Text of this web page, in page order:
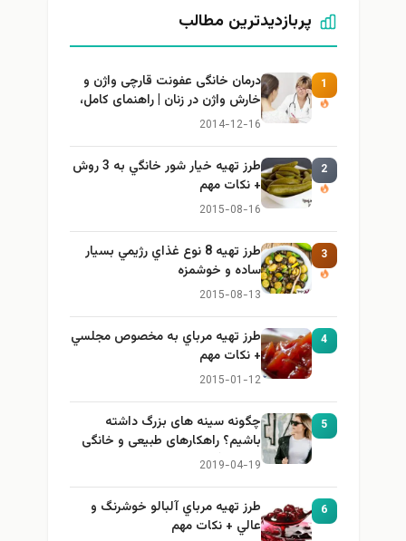
پربازدیدترین مطالب
1
درمان خانگی عفونت قارچی واژن و
خارش واژن در زنان | راهنمای کامل،
ایمن و کاربردی
2014-12-16
2
طرز تهيه خیار شور خانگي به 3 روش
+ نكات مهم
2015-08-16
3
طرز تهيه 8 نوع غذاي رژيمي بسيار
ساده و خوشمزه
2015-08-13
4
طرز تهيه مرباي به مخصوص مجلسي
+ نكات مهم
2015-01-12
5
چگونه سینه های بزرگ داشته
باشیم؟ راهکارهای طبیعی و خانگی
برای بزرگ کردن سینه
2019-04-19
6
طرز تهيه مرباي آلبالو خوشرنگ و
عالي + نكات مهم